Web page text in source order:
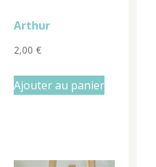
Arthur
2,00 €
Ajouter au panier